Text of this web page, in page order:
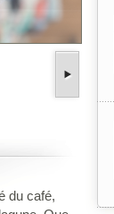
du café,